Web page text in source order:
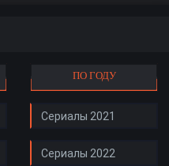
ПО ГОДУ
Сериалы 2021
Сериалы 2022